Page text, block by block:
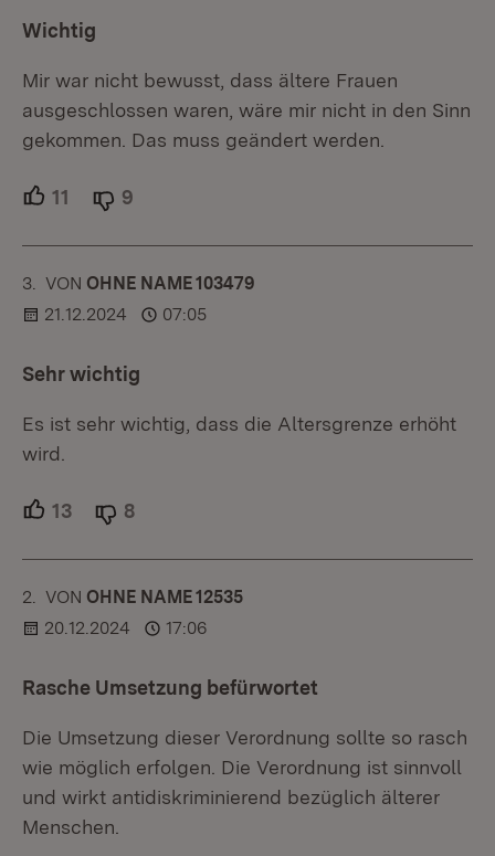
Wichtig
Mir war nicht bewusst, dass ältere Frauen
ausgeschlossen waren, wäre mir nicht in den Sinn
gekommen. Das muss geändert werden.
11 Unterstützer.
9
3. KOMMENTAR
VON :OHNE NAME 103479
21.12.2024
07:05
Sehr wichtig
Es ist sehr wichtig, dass die Altersgrenze erhöht
wird.
13 Unterstützer.
8
2. KOMMENTAR
VON :OHNE NAME 12535
20.12.2024
17:06
Rasche Umsetzung befürwortet
Die Umsetzung dieser Verordnung sollte so rasch
wie möglich erfolgen. Die Verordnung ist sinnvoll
und wirkt antidiskriminierend bezüglich älterer
Menschen.